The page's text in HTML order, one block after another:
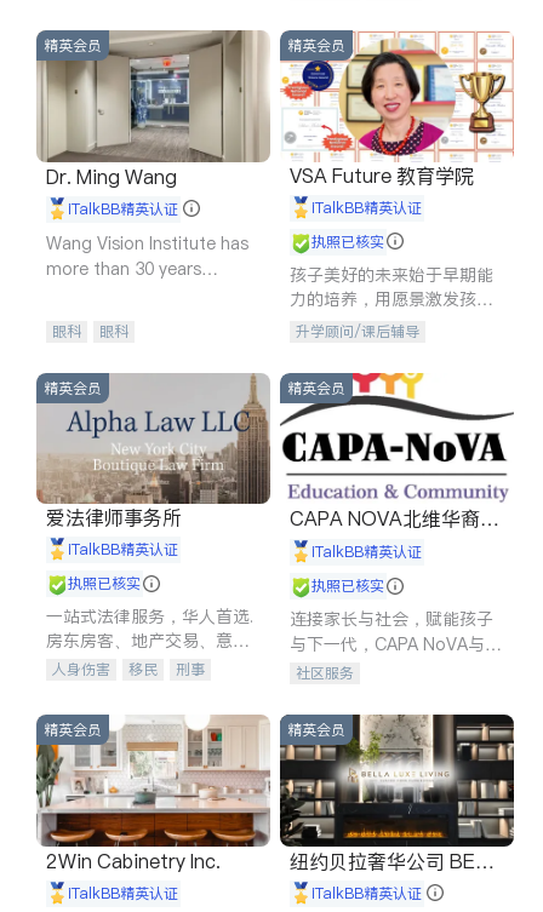
商铺租售
开发商建商
精英会员
Dr. Ming Wang
iTalkBB精英认证
Wang Vision Institute has
more than 30 years
眼科 眼科
精英会员
VSA Future 教育学院
iTalkBB精英认证
执照已核实
孩子美好的未来始于早期能
力的培养，用愿景激发孩子
的学习潜力和动力。理念：
拥有成长型心态是成功的基
石。
升学顾问/课后辅导
精英会员
爱法律师事务所
iTalkBB精英认证
执照已核实
一站式法律服务，华人首选.
房东房客、地产交易、意外
伤害、车祸重伤、商业诉
建筑合同、刑事案件全包办
人身伤害 移民
刑事
信托/遗嘱
商业
商标注册
索赔
律师-其它 保释
精英会员
CAPA NOVA北维华裔家
长会iTalkBB精英认证
执照已核实
连接家长与社会，赋能孩子
与下一代，CAPA NoVA与您
携手建设包容、公平、充满
社区服务
精英会员
2Win Cabinetry Inc.
iTalkBB精英认证
精英会员
纽约贝拉奢华公司 BELL
A LUXE
iTalkBB精英认证